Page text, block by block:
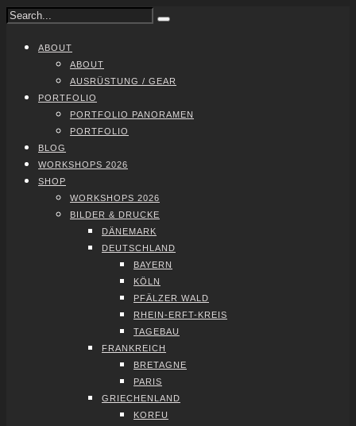
ABOUT
ABOUT
AUS­RÜS­TUNG / GEAR
PORT­FO­LIO
PORT­FO­LIO PAN­ORA­MEN
PORT­FO­LIO
BLOG
WORK­SHOPS 2026
SHOP
WORK­SHOPS 2026
BIL­DER & DRU­CKE
DÄNE­MARK
DEUTSCH­LAND
BAY­ERN
KÖLN
PFÄL­ZER WALD
RHEIN-ERFT-KREIS
TAGE­BAU
FRANK­REICH
BRE­TA­GNE
PARIS
GRIE­CHEN­LAND
KOR­FU